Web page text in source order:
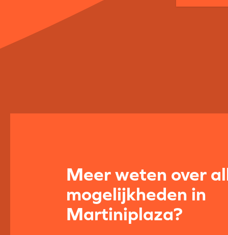
Meer weten over
mogelijkheden in
Martiniplaza?